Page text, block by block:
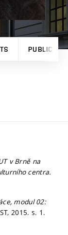
v Brně na
centra.
modul 02:
2015. s. 1.